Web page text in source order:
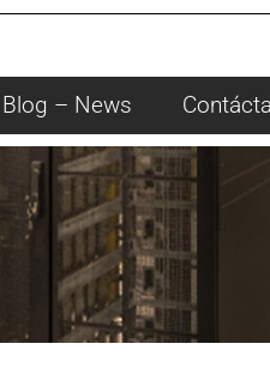
Blog – News